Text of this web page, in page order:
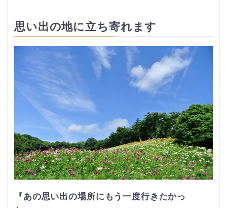
思い出の地に立ち寄れます
『あの思い出の場所にもう一度行きたかっ